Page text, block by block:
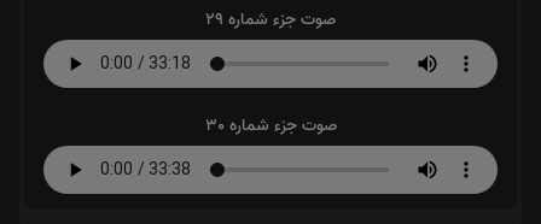
صوت جزء شماره 29
صوت جزء شماره 30